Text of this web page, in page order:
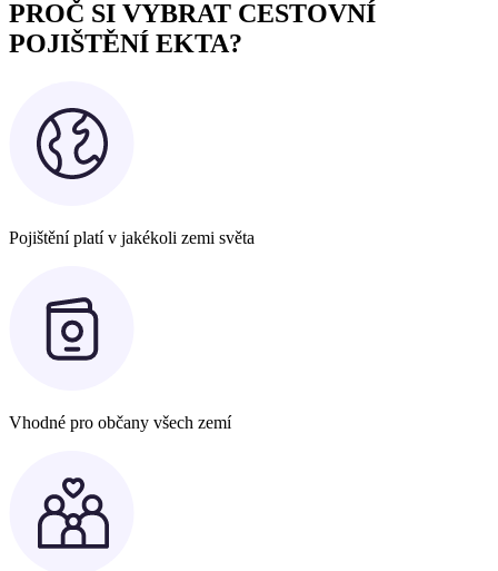
PROČ SI VYBRAT CESTOVNÍ
POJIŠTĚNÍ EKTA?
Pojištění platí v jakékoli zemi světa
Vhodné pro občany všech zemí